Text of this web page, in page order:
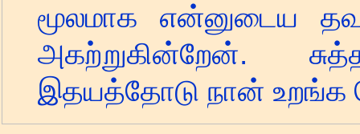
மூலமாக என்னுடைய
அகற்றுகின்றேன்.
இதயத்தோடு நான் உறங்க